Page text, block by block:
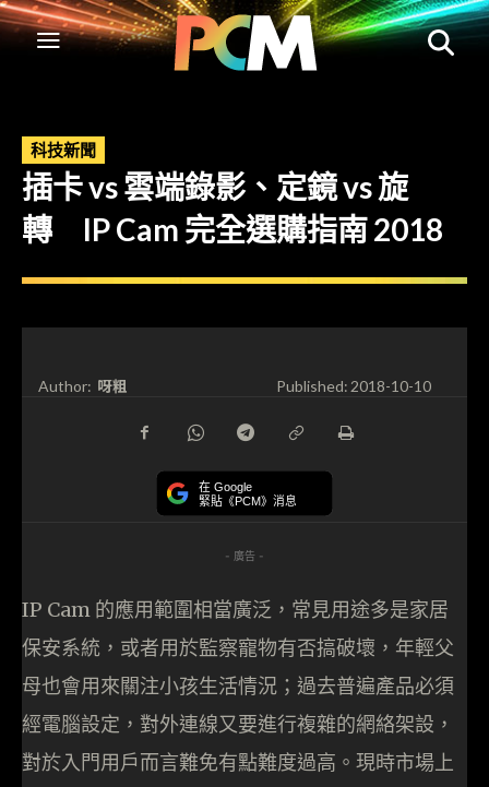
科技新聞
插卡 vs 雲端錄影、定鏡 vs 旋
轉 IP Cam 完全選購指南 2018
Author: 呀粗 Published:2018-10-10
在 Google
緊貼《PCM》消息
- 廣告 -
IP Cam 的應用範圍相當廣泛，常見用途多是家居
保安系統，或者用於監察寵物有否搞破壞，年輕父
母也會用來關注小孩生活情況；過去普遍產品必須
經電腦設定，對外連線又要進行複雜的網絡架設，
對於入門用戶而言難免有點難度過高。現時市場上